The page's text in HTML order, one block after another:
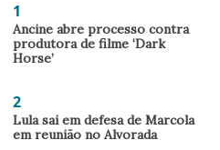
1
Ancine abre processo contra
produtora de filme ‘Dark
Horse’
2
Lula sai em defesa de Marcola
em reunião no Alvorada